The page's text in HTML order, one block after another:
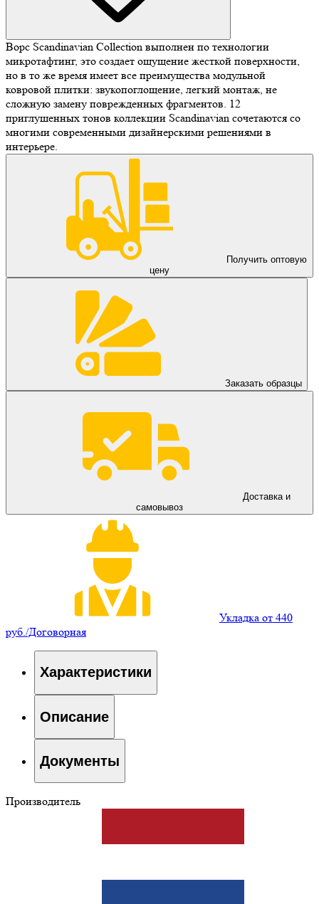
Ворс Scandinavian Collection выполнен по технологии
микротафтинг, это создает ощущение жесткой поверхности,
но в то же время имеет все преимущества модульной
ковровой плитки: звукопоглощение, легкий монтаж, не
сложную замену поврежденных фрагментов. 12
приглушенных тонов коллекции Scandinavian сочетаются со
многими современными дизайнерскими решениями в
интерьере.
Получить оптовую
цену
Заказать образцы
Доставка и
самовывоз
Укладка от 440
руб./Договорная
Характеристики
Описание
Документы
Производитель